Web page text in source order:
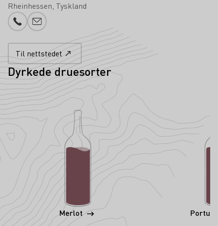
Rheinhessen Tyskland
Telefonnummer
Legg til e-post
Til nettstedet
Dyrkede druesorter
Merlot